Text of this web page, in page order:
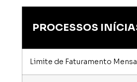
PROCESSOS
Limite de Faturamento